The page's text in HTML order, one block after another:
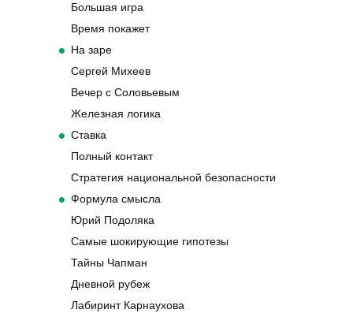
Большая игра
Время покажет
На заре
Сергей Михеев
Вечер с Соловьевым
Железная логика
Ставка
Полный контакт
Стратегия национальной безопасности
Формула смысла
Юрий Подоляка
Самые шокирующие гипотезы
Тайны Чапман
Дневной рубеж
Лабиринт Карнаухова